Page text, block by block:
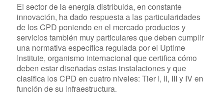
El sector de la energía distribuida, en constante
innovación, ha dado respuesta a las particularidades
de los CPD poniendo en el mercado productos y
servicios también muy particulares que deben cumplir
una normativa específica regulada por el Uptime
Institute, organismo internacional que certifica cómo
deben estar diseñadas estas instalaciones y que
clasifica los CPD en cuatro niveles: Tier I, II, III y IV en
función de su infraestructura.